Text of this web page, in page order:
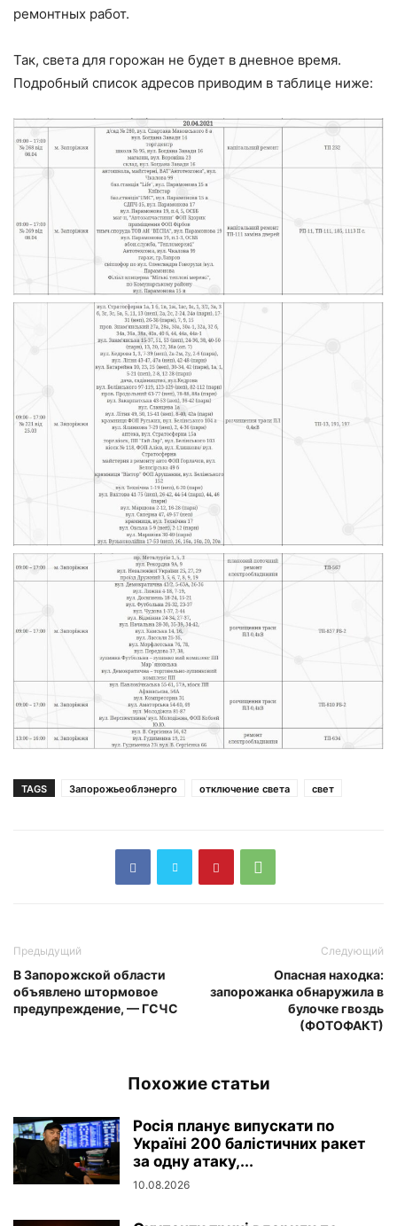
ремонтных работ.
Так, света для горожан не будет в дневное время.
Подробный список адресов приводим в таблице ниже:
TAGS Запорожьеоблэнерго отключение света свет
Предыдущий
В Запорожской области
объявлено штормовое
предупреждение, — ГСЧС
Следующий
Опасная находка:
запорожанка обнаружила в
булочке гвоздь
(ФОТОФАКТ)
Похожие статьи
Росія планує випускати по
Україні 200 балістичних ракет
за одну атаку,...
10.08.2026